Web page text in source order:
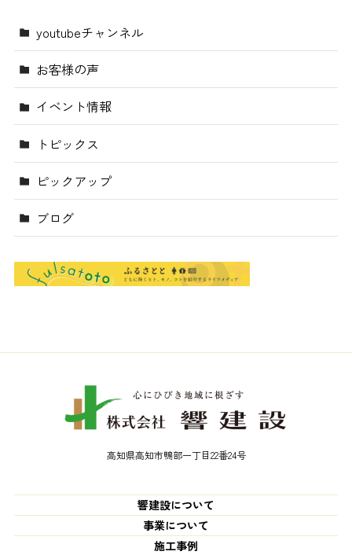
youtubeチャンネル
お客様の声
イベント情報
トピックス
ピックアップ
ブログ
高知県高知市鴨部一丁目22番24号
響建設について
事業について
施工事例